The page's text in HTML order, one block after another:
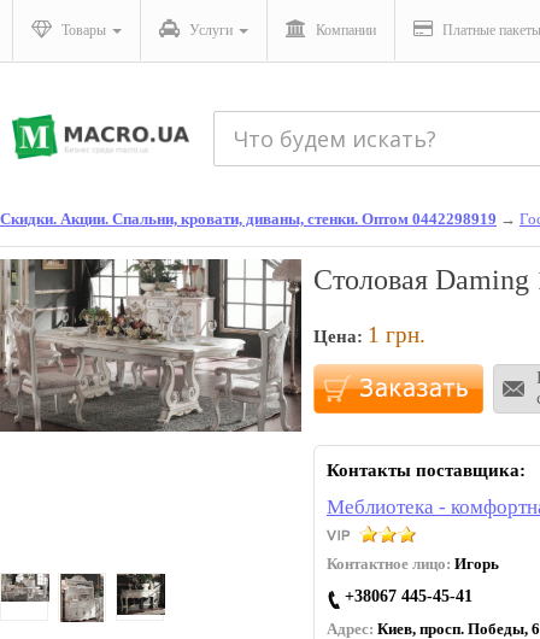
Товары Услуги Компании Платные пакеты
Скидки. Акции. Спальни, кровати, диваны, стенки. Оптом 0442298919 →
Столовая Daming
Цена: 1 грн.
Контакты поставщика:
Меблиотека -
Контактное лицо: Игорь
+38067 445-45-41
Адрес: Киев, просп. Победы,